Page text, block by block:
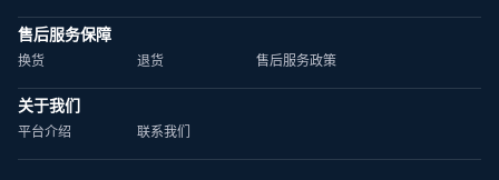
售后服务保障
换货 退货 售后服务政策
关于我们
平台介绍 联系我们